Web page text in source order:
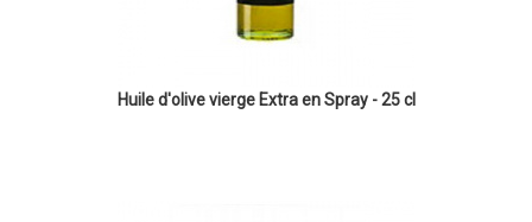
Huile d'olive vierge Extra en Spray - 25 cl